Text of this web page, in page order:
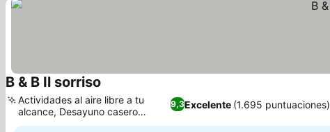
B & B Il sorriso
9,3Excelente (1.695 puntuaciones)
Actividades al aire libre a tu
alcance, Desayuno casero
excepcional